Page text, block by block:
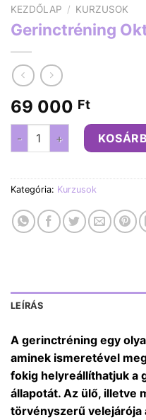
KEZDŐLAP / KURZUSOK
Gerinctréning
69 000 Ft
Gerinctréning Oktató
Kategória: Kurzusok
LEÍRÁS
A gerinctréning egy
aminek ismeretével
fokig helyreállíthatjuk a
állapotát. Az ülő, illetve
törvényszerű velejárója